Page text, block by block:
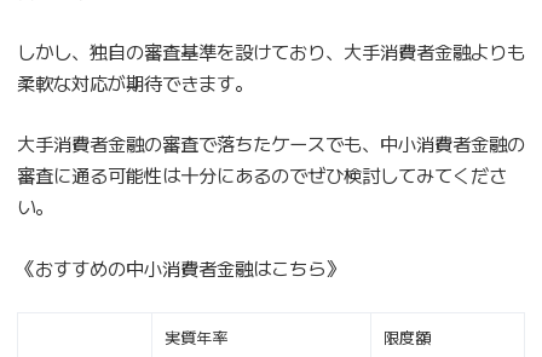
しかし、独自の審査基準を設けており、大手消費者金融よりも
柔軟な対応が期待できます。
大手消費者金融の審査で落ちたケースでも、中小消費者金融の
審査に通る可能性は十分にあるのでぜひ検討してみてくださ
い。
《おすすめの中小消費者金融はこちら》
実質年率 限度額